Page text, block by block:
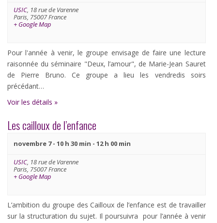
USIC, 18 rue de Varenne
Paris, 75007France
+ Google Map
Pour l'année à venir, le groupe envisage de faire une lecture
raisonnée du séminaire "Deux, l’amour", de Marie-Jean Sauret
de Pierre Bruno. Ce groupe a lieu les vendredis soirs
précédant…
Voir les détails »
Les cailloux de l’enfance
novembre 7 - 10 h 30 min - 12 h 00 min
USIC, 18 rue de Varenne
Paris, 75007France
+ Google Map
L’ambition du groupe des Cailloux de l’enfance est de travailler
sur la structuration du sujet. Il poursuivra pour l’année à venir